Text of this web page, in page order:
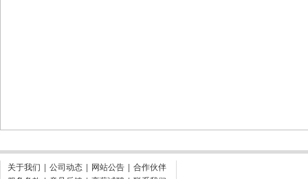
关于我们 公司动态 网站公告
合作伙伴